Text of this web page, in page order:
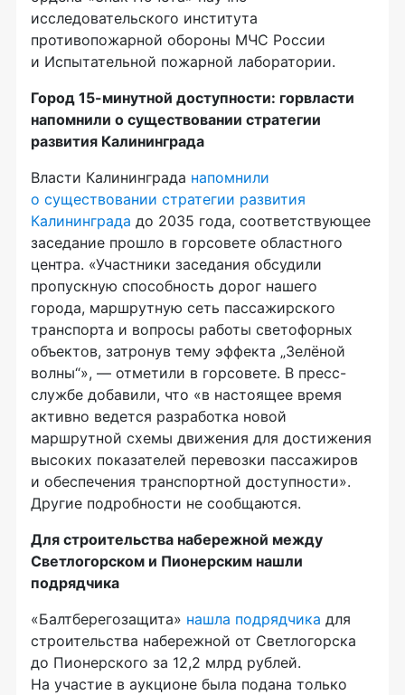
исследовательского института
противопожарной обороны МЧС России
и Испытательной пожарной лаборатории.
Город 15-минутной доступности: горвласти
напомнили о существовании стратегии
развития Калининграда
Власти Калининграда напомнили
о существовании стратегии развития
Калининграда до 2035 года, соответствующее
заседание прошло в горсовете областного
центра. «Участники заседания обсудили
пропускную способность дорог нашего
города, маршрутную сеть пассажирского
транспорта и вопросы работы светофорных
объектов, затронув тему эффекта „Зелёной
волны“», — отметили в горсовете. В пресс-
службе добавили, что «в настоящее время
активно ведется разработка новой
маршрутной схемы движения для достижения
высоких показателей перевозки пассажиров
и обеспечения транспортной доступности».
Другие подробности не сообщаются.
Для строительства набережной между
Светлогорском и Пионерским нашли
подрядчика
«Балтберегозащита» нашла подрядчика для
строительства набережной от Светлогорска
до Пионерского за 12,2 млрд рублей.
На участие в аукционе была подана только